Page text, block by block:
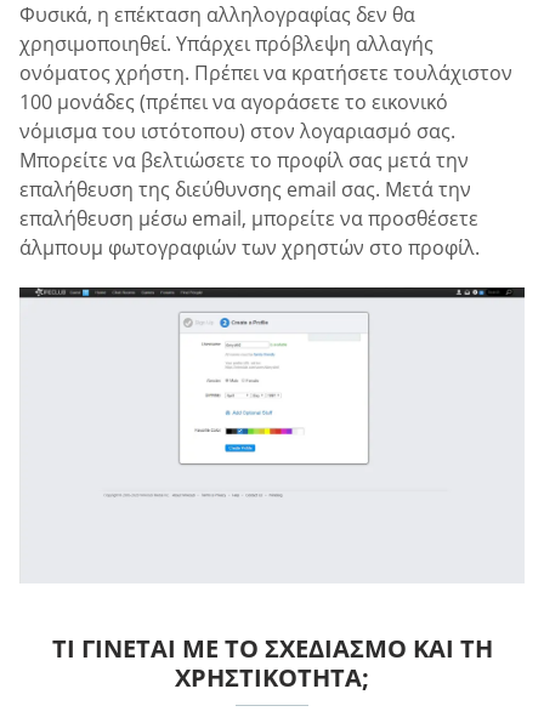
Φυσικά, η επέκταση αλληλογραφίας δεν θα
χρησιμοποιηθεί. Υπάρχει πρόβλεψη αλλαγής
ονόματος χρήστη. Πρέπει να κρατήσετε τουλάχιστον
100 μονάδες (πρέπει να αγοράσετε το εικονικό
νόμισμα του ιστότοπου) στον λογαριασμό σας.
Μπορείτε να βελτιώσετε το προφίλ σας μετά την
επαλήθευση της διεύθυνσης email σας. Μετά την
επαλήθευση μέσω email, μπορείτε να προσθέσετε
άλμπουμ φωτογραφιών των χρηστών στο προφίλ.
ΤΙ ΓΊΝΕΤΑΙ ΜΕ ΤΟ ΣΧΕΔΙΑΣΜΌ ΚΑΙ ΤΗ
ΧΡΗΣΤΙΚΌΤΗΤΑ;